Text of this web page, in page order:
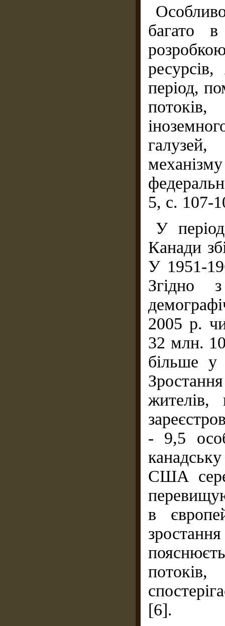
багато
період,
потоків,
5, с. 107-
У
Канади
У 1951-
Згідно
2005 р.
32 млн.
більше у
- 9,5
США
в
[6].